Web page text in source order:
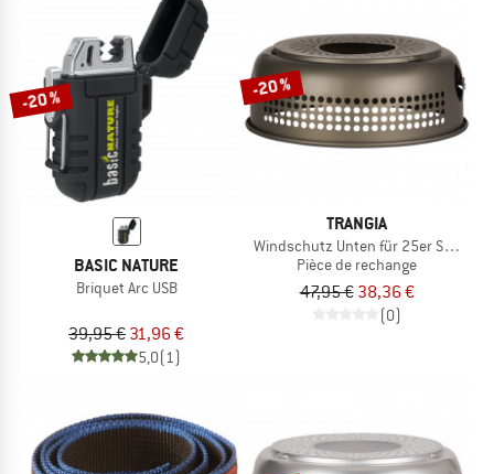
-20 %
BASIC NATURE
Briquet Arc USB
39,95 € 31,96 €
5,0(1)
-20 %
TRANGIA
Windschutz Unten für 25er Serie
Pièce de rechange
47,95 € 38,36 €
(0)